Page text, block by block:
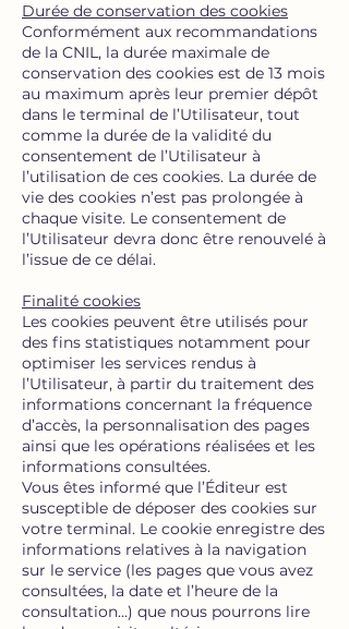
Durée de conservation des cookies
Conformément aux recommandations
de la CNIL, la durée maximale de
conservation des cookies est de 13 mois
au maximum après leur premier dépôt
dans le terminal de l’Utilisateur, tout
comme la durée de la validité du
consentement de l’Utilisateur à
l’utilisation de ces cookies. La durée de
vie des cookies n’est pas prolongée à
chaque visite. Le consentement de
l’Utilisateur devra donc être renouvelé à
l’issue de ce délai.
Finalité cookies
Les cookies peuvent être utilisés pour
des fins statistiques notamment pour
optimiser les services rendus à
l’Utilisateur, à partir du traitement des
informations concernant la fréquence
d’accès, la personnalisation des pages
ainsi que les opérations réalisées et les
informations consultées.
Vous êtes informé que l’Éditeur est
susceptible de déposer des cookies sur
votre terminal. Le cookie enregistre des
informations relatives à la navigation
sur le service (les pages que vous avez
consultées, la date et l’heure de la
consultation…) que nous pourrons lire